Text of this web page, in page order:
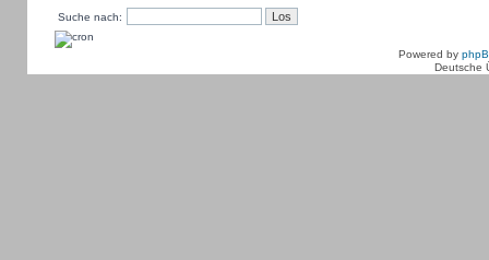
Suche nach:
Powered by
Deutsche